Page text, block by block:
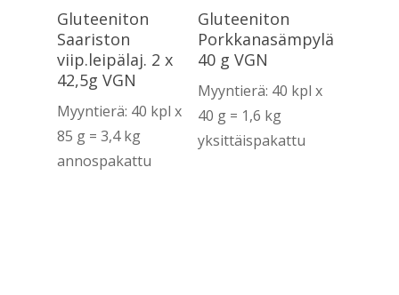
Lue Lisää
Gluteeniton
Saariston
viip.leipälaj. 2 x
42,5g VGN
Myyntierä: 40 kpl x
85 g = 3,4 kg
annospakattu
Lue Lisää
Gluteeniton
Porkkanasämpylä
40 g VGN
Myyntierä: 40 kpl x
40 g = 1,6 kg
yksittäispakattu